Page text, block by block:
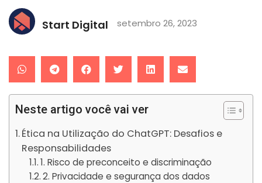
Start Digital setembro 26, 2023
Neste artigo você vai ver
Ética na Utilização do ChatGPT: Desafios e
Responsabilidades
1. Risco de preconceito e discriminação
2. Privacidade e segurança dos dados